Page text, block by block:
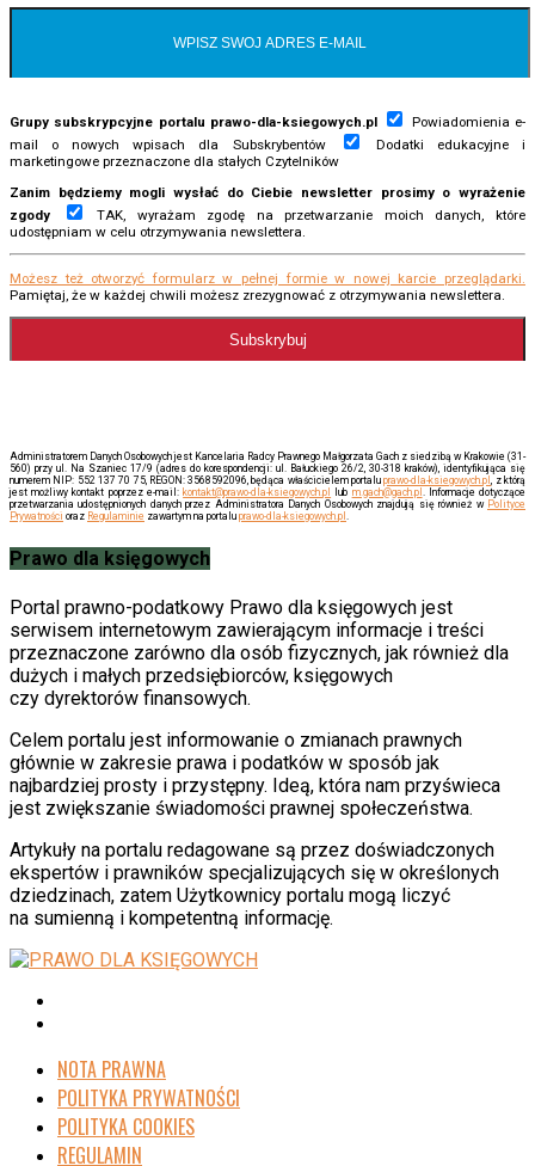
Grupy subskrypcyjne portalu prawo-dla-ksiegowych.pl
Powiadomienia e-
mail o nowych wpisach dla Subskrybentów
Dodatki edukacyjne i
marketingowe przeznaczone dla stałych Czytelników
Zanim będziemy mogli wysłać do Ciebie newsletter prosimy o wyrażenie
zgody
TAK, wyrażam zgodę na przetwarzanie moich danych, które
udostępniam w celu otrzymywania newslettera.
Możesz też otworzyć formularz w pełnej formie w nowej karcie przeglądarki.
Pamiętaj, że w każdej chwili możesz zrezygnować z otrzymywania newslettera.
Administratorem Danych Osobowych jest Kancelaria Radcy Prawnego Małgorzata Gach z siedzibą w Krakowie (31-
560) przy ul. Na Szaniec 17/9 (adres do korespondencji: ul. Bałuckiego 26/2, 30-318 kraków), identyfikująca się
numerem NIP: 552 137 70 75, REGON: 3568592096, będąca właścicielem portaluprawo-dla-ksiegowych.pl, z którą
jest możliwy kontakt poprzez e-mail:kontakt@prawo-dla-ksiegowych.pl lub m.gach@gach.pl . Informacje dotyczące
przetwarzania udostępnionych danych przez Administratora Danych Osobowych znajdują się również w Polityce
Prywatności oraz Regulaminie zawartym na portalu prawo-dla-ksiegowych.pl .
Prawo dla księgowych
Portal prawno-podatkowy Prawo dla księgowych jest
serwisem internetowym zawierającym informacje i treści
przeznaczone zarówno dla osób fizycznych, jak również dla
dużych i małych przedsiębiorców, księgowych
czy dyrektorów finansowych.
Celem portalu jest informowanie o zmianach prawnych
głównie w zakresie prawa i podatków w sposób jak
najbardziej prosty i przystępny. Ideą, która nam przyświeca
jest zwiększanie świadomości prawnej społeczeństwa.
Artykuły na portalu redagowane są przez doświadczonych
ekspertów i prawników specjalizujących się w określonych
dziedzinach, zatem Użytkownicy portalu mogą liczyć
na sumienną i kompetentną informację.
NOTA PRAWNA
POLITYKA PRYWATNOŚCI
POLITYKA COOKIES
REGULAMIN